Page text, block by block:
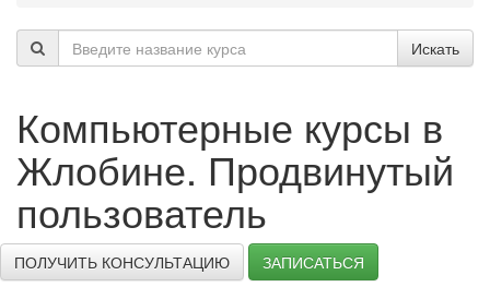
Искать
Компьютерные курсы в
Жлобине. Продвинутый
пользователь
ПОЛУЧИТЬ КОНСУЛЬТАЦИЮ
ЗАПИСАТЬСЯ